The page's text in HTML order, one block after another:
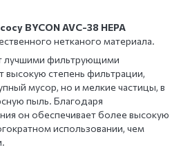
BYCON AVC-38 HEPA
нетканого материала.
лучшими фильтрующими
высокую степень фильтрации,
мусор, но и мелкие частицы, в
пыль. Благодаря
он обеспечивает более высокую
использовании, чем